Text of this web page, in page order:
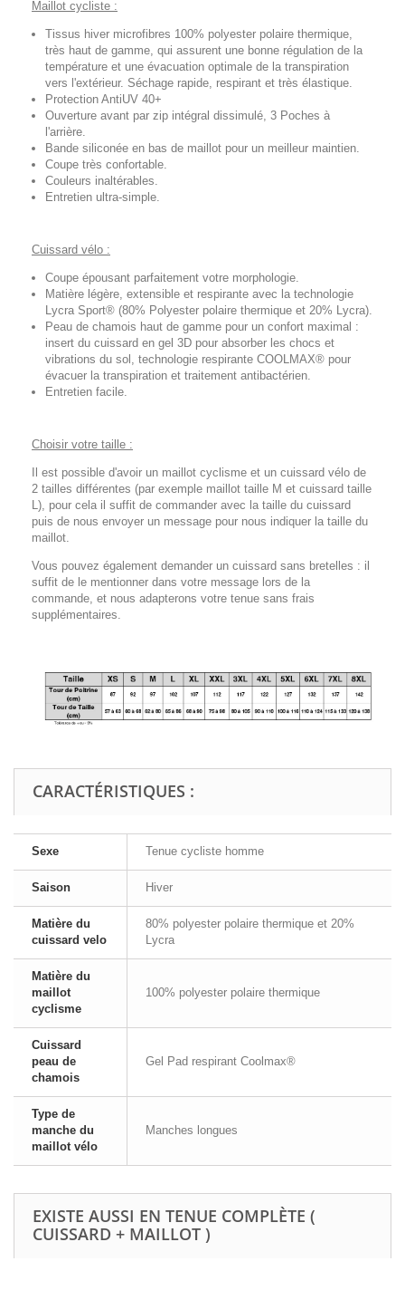
Maillot cycliste :
Tissus hiver microfibres 100% polyester polaire thermique,
très haut de gamme, qui assurent une bonne régulation de la
température et une évacuation optimale de la transpiration
vers l'extérieur. Séchage rapide, respirant et très élastique.
Protection AntiUV 40+
Ouverture avant par zip intégral dissimulé, 3 Poches à
l'arrière.
Bande siliconée en bas de maillot pour un meilleur maintien.
Coupe très confortable.
Couleurs inaltérables.
Entretien ultra-simple.
Cuissard vélo :
Coupe épousant parfaitement votre morphologie.
Matière légère, extensible et respirante avec la technologie
Lycra Sport® (80% Polyester polaire thermique et 20% Lycra).
Peau de chamois haut de gamme pour un confort maximal :
insert du cuissard en gel 3D pour absorber les chocs et
vibrations du sol, technologie respirante COOLMAX® pour
évacuer la transpiration et traitement antibactérien.
Entretien facile.
Choisir votre taille :
Il est possible d'avoir un maillot cyclisme et un cuissard vélo de
2 tailles différentes (par exemple maillot taille M et cuissard taille
L), pour cela il suffit de commander avec la taille du cuissard
puis de nous envoyer un message pour nous indiquer la taille du
maillot.
Vous pouvez également demander un cuissard sans bretelles : il
suffit de le mentionner dans votre message lors de la
commande, et nous adapterons votre tenue sans frais
supplémentaires.
CARACTÉRISTIQUES :
Sexe Tenue cycliste homme
Saison Hiver
Matière du
cuissard velo
80% polyester polaire thermique et 20%
Lycra
Matière du
maillot
cyclisme
100% polyester polaire thermique
Cuissard
peau de
chamois
Gel Pad respirant Coolmax®
Type de
manche du
maillot vélo
Manches longues
EXISTE AUSSI EN TENUE COMPLÈTE (
CUISSARD + MAILLOT )